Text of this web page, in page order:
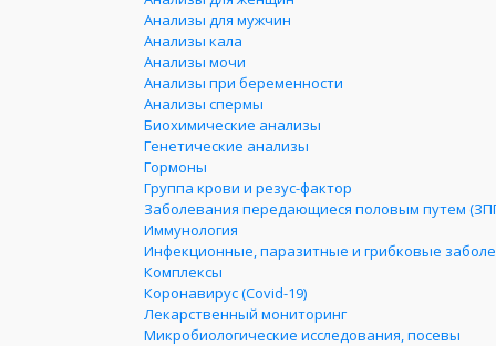
Анализы для мужчин
Анализы кала
Анализы мочи
Анализы при беременности
Анализы спермы
Биохимические анализы
Генетические анализы
Гормоны
Группа крови и резус-фактор
Заболевания передающиеся половым путем
Иммунология
Инфекционные, паразитные и грибковые
Комплексы
Коронавирус (Covid-19)
Лекарственный мониторинг
Микробиологические исследования, посевы